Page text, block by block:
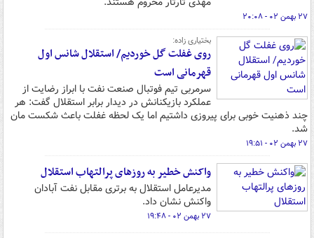
۲۷ بهمن ۰۲ - ۲۰:۰۸
بختیاری زاده:
روی غفلت گل خوردیم/ استقلال شانس اول
قهرمانی است
سرمربی تیم فوتبال صنعت نفت با ابراز رضایت از
عملکرد بازیکنانش در دیدار برابر استقلال گفت: هر
چند ذهنیت خوبی برای پیروزی داشتیم اما یک لحظه غفلت باعث شکست مان
شد.
۲۷ بهمن ۰۲ - ۱۹:۵۱
واکنش خطیر به روزهای پرالتهاب استقلال
مدیرعامل استقلال به برتری مقابل نفت آبادان
واکنش نشان داد.
۲۷ بهمن ۰۲ - ۱۹:۴۸